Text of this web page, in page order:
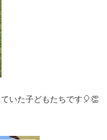
いた子どもたちです🎈👏